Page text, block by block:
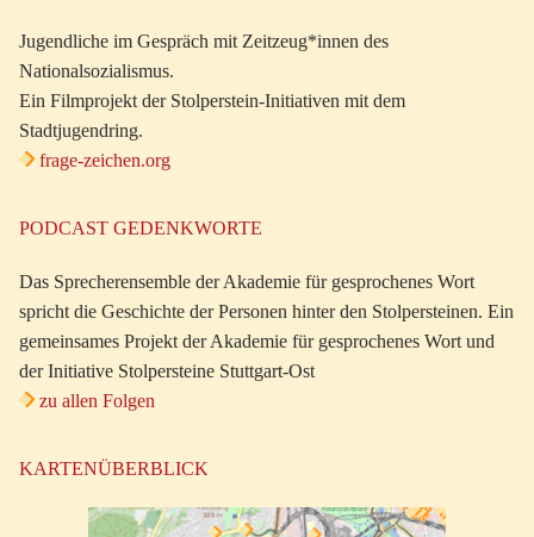
Jugendliche im Gespräch mit Zeitzeug*innen des
Nationalsozialismus.
Ein Filmprojekt der Stolperstein-Initiativen mit dem
Stadtjugendring.
frage-zeichen.org
PODCAST GEDENKWORTE
Das Sprecherensemble der Akademie für gesprochenes Wort
spricht die Geschichte der Personen hinter den Stolpersteinen. Ein
gemeinsames Projekt der Akademie für gesprochenes Wort und
der Initiative Stolpersteine Stuttgart-Ost
zu allen Folgen
KARTENÜBERBLICK